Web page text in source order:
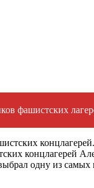
фашистских
концлагерей
одну из самых